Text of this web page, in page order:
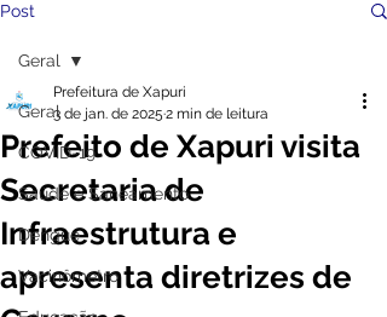
Post
Geral
COVID-19
Saúde e Saneamento
Dengue
Vacinômetro
Geral
Prefeito de Xapuri visita
Secretaria de
Infraestrutura e
apresenta diretrizes de
Prefeitura de Xapuri
3 de jan. de 2025 2 min de leitura